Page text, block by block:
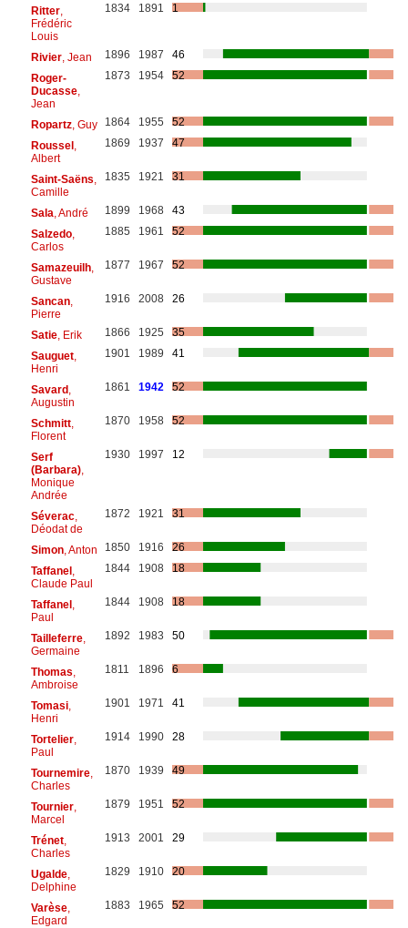
Ritter,
Frédéric
Louis
1834 1891 1
Rivier, Jean 1896 1987
46
Roger-
Ducasse,
Jean
1873 1954 52
Ropartz, Guy 1864 1955
52
Roussel,
Albert
1869 1937 47
Saint-Saëns
Camille
1835 1921 31
Sala , André 1899 1968
43
Salzedo,
Carlos
1885 1961 52
Samazeuilh,
Gustave
1877 1967 52
Sancan,
Pierre
1916 2008 26
Satie, Erik 1866 1925
35
Sauguet,
Henri
1901 1989 41
Savard,
Augustin
1861 1942 52
Schmitt,
Florent
1870 1958 52
Serf
(Barbara),
Monique
Andrée
1930 1997 12
Séverac,
Déodat de
1872 1921 31
Simon, Anton 1850 1916
26
Taffanel,
Claude Paul
1844 1908 18
Taffanel,
Paul
1844 1908 18
Tailleferre,
Germaine
1892 1983 50
Thomas
Ambroise
1811 1896 6
Tomasi,
Henri
1901 1971 41
Tortelier,
Paul
1914 1990 28
Tournemire,
Charles
1870 1939 49
Tournier,
Marcel
1879 1951 52
Trénet,
Charles
1913 2001 29
Ugalde,
Delphine
1829 1910 20
Varèse,
Edgard
1883 1965 52